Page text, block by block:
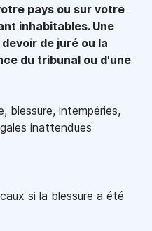
pays ou sur votre
inhabitables. Une
de juré ou la
du tribunal ou d'une
blessure, intempéries,
inattendues
si la blessure a été